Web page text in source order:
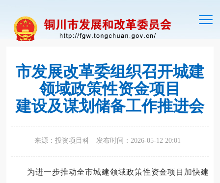
切
换
市发展改革委组织召开城建
领域政策性资金项目
建设及谋划储备工作推进会
来源：投资项目科 发布时间：2026-05-12 20:01
为进一步推动全市城建领域政策性资金项目加快建